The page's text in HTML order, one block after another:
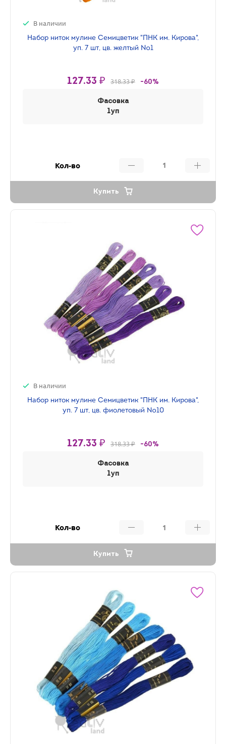
В наличии
Набор ниток мулине Семицветик "ПНК им. Кирова",
уп. 7 шт, цв. желтый №1
127.33 ₽ 318.33 ₽ -60%
Фасовка
1уп
Кол-во
Купить
В наличии
Набор ниток мулине Семицветик "ПНК им. Кирова",
уп. 7 шт, цв. фиолетовый №10
127.33 ₽ 318.33 ₽ -60%
Фасовка
1уп
Кол-во
Купить